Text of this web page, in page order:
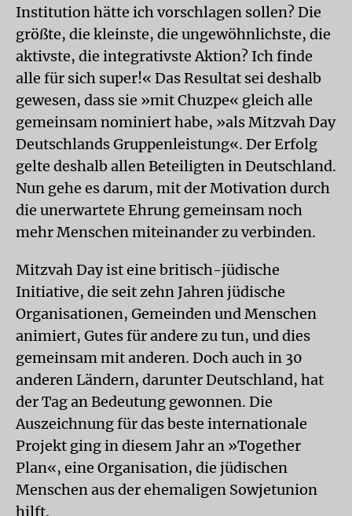
Institution hätte ich vorschlagen sollen? Die
größte, die kleinste, die ungewöhnlichste, die
aktivste, die integrativste Aktion? Ich finde
alle für sich super!« Das Resultat sei deshalb
gewesen, dass sie »mit Chuzpe« gleich alle
gemeinsam nominiert habe, »als Mitzvah Day
Deutschlands Gruppenleistung«. Der Erfolg
gelte deshalb allen Beteiligten in Deutschland.
Nun gehe es darum, mit der Motivation durch
die unerwartete Ehrung gemeinsam noch
mehr Menschen miteinander zu verbinden.
Mitzvah Day ist eine britisch-jüdische
Initiative, die seit zehn Jahren jüdische
Organisationen, Gemeinden und Menschen
animiert, Gutes für andere zu tun, und dies
gemeinsam mit anderen. Doch auch in 30
anderen Ländern, darunter Deutschland, hat
der Tag an Bedeutung gewonnen. Die
Auszeichnung für das beste internationale
Projekt ging in diesem Jahr an »Together
Plan«, eine Organisation, die jüdischen
Menschen aus der ehemaligen Sowjetunion
hilft.